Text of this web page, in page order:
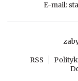
E-mail:
RSS